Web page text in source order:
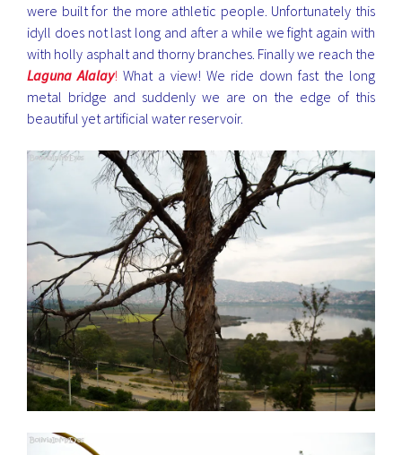
were built for the more athletic people. Unfortunately this
idyll does not last long and after a while we fight again with
with holly asphalt and thorny branches. Finally we reach the
Laguna Alalay! What a view! We ride down fast the long
metal bridge and suddenly we are on the edge of this
beautiful yet artificial water reservoir.